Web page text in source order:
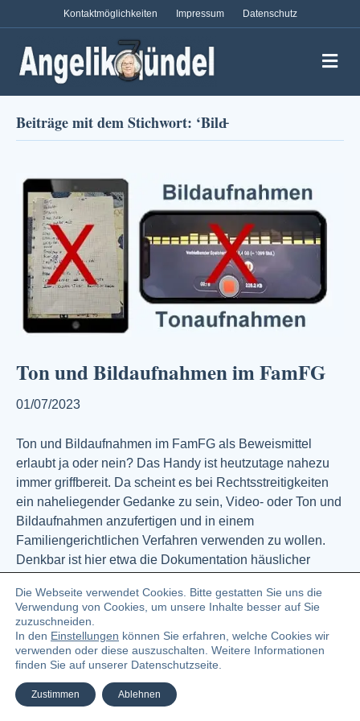
Kontaktmöglichkeiten Impressum Datenschutz
Beiträge mit dem Stichwort: ‘Bild̵
Ton und Bildaufnahmen im FamFG
01/07/2023
Ton und Bildaufnahmen im FamFG als Beweismittel
erlaubt ja oder nein? Das Handy ist heutzutage nahezu
immer griffbereit. Da scheint es bei Rechtsstreitigkeiten
ein naheliegender Gedanke zu sein, Video- oder Ton und
Bildaufnahmen anzufertigen und in einem
Familiengerichtlichen Verfahren verwenden zu wollen.
Denkbar ist hier etwa die Dokumentation häuslicher
Weiterlesen
© 2023 Angelika Zündel Bloggerin und Buchautorin
Die Webseite verwendet Cookies. Bitte gestatten Sie uns die
Verwendung von Cookies, um unsere Inhalte besser auf Sie
zuzuschneiden.
In den Einstellungen können Sie erfahren, welche Cookies wir
verwenden oder diese auszuschalten. Weitere Informationen
finden Sie auf unserer Datenschutzseite.
Zustimmen Ablehnen